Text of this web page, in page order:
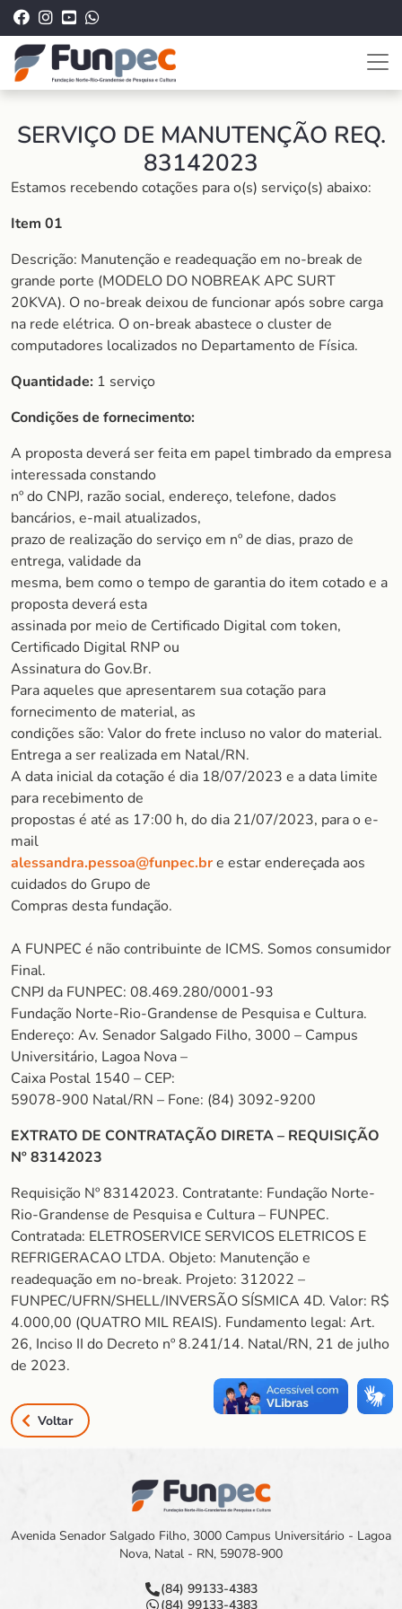
SERVIÇO DE MANUTENÇÃO REQ.
83142023
Estamos recebendo cotações para o(s) serviço(s) abaixo:
Item 01
Descrição: Manutenção e readequação em no-break de
grande porte (MODELO DO NOBREAK APC SURT
20KVA). O no-break deixou de funcionar após sobre carga
na rede elétrica. O on-break abastece o cluster de
computadores localizados no Departamento de Física.
Quantidade: 1 serviço
Condições de fornecimento:
A proposta deverá ser feita em papel timbrado da empresa
interessada constando
nº do CNPJ, razão social, endereço, telefone, dados
bancários, e-mail atualizados,
prazo de realização do serviço em nº de dias, prazo de
entrega, validade da
mesma, bem como o tempo de garantia do item cotado e a
proposta deverá esta
assinada por meio de Certificado Digital com token,
Certificado Digital RNP ou
Assinatura do Gov.Br.
Para aqueles que apresentarem sua cotação para
fornecimento de material, as
condições são: Valor do frete incluso no valor do material.
Entrega a ser realizada em Natal/RN.
A data inicial da cotação é dia 18/07/2023 e a data limite
para recebimento de
propostas é até as 17:00 h, do dia 21/07/2023, para o e-
mail
alessandra.pessoa@funpec.bre estar endereçada aos
cuidados do Grupo de
Compras desta fundação.
A FUNPEC é não contribuinte de ICMS. Somos consumidor
Final.
CNPJ da FUNPEC: 08.469.280/0001-93
Fundação Norte-Rio-Grandense de Pesquisa e Cultura.
Endereço: Av. Senador Salgado Filho, 3000 – Campus
Universitário, Lagoa Nova –
Caixa Postal 1540 – CEP:
59078-900 Natal/RN – Fone: (84) 3092-9200
EXTRATO DE CONTRATAÇÃO DIRETA – REQUISIÇÃO
Nº 83142023
Requisição Nº 83142023. Contratante: Fundação Norte-
Rio-Grandense de Pesquisa e Cultura – FUNPEC.
Contratada: ELETROSERVICE SERVICOS ELETRICOS E
REFRIGERACAO LTDA. Objeto: Manutenção e
readequação em no-break. Projeto: 312022 –
FUNPEC/UFRN/SHELL/INVERSÃO SÍSMICA 4D. Valor: R$
4.000,00 (QUATRO MIL REAIS). Fundamento legal: Art.
26, Inciso II do Decreto nº 8.241/14. Natal/RN, 21 de julho
de 2023.
Voltar
Avenida Senador Salgado Filho, 3000 Campus Universitário - Lagoa
Nova, Natal - RN, 59078-900
(84) 99133-4383
(84) 99133-4383